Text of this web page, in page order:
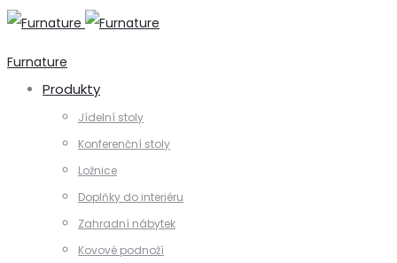
Furnature
Produkty
Jídelní stoly
Konferenční stoly
Ložnice
Doplňky do interiéru
Zahradní nábytek
Kovové podnoží